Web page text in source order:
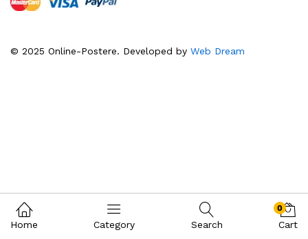
© 2025 Online-Postere. Developed by Web Dream
Home Category Search
0
Cart